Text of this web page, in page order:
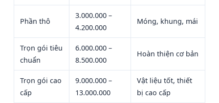
Phần thô
3.000.000 –
4.200.000
Móng, khung, mái
Trọn gói tiêu
chuẩn
6.000.000 –
8.500.000
Hoàn thiện cơ bản
Trọn gói cao
cấp
9.000.000 –
13.000.000
Vật liệu tốt, thiết
bị cao cấp